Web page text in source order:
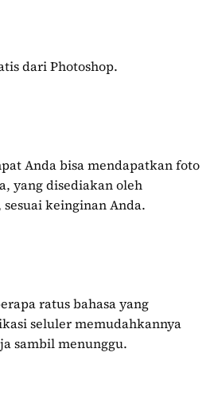
dari Photoshop.
Anda bisa mendapatkan foto
yang disediakan oleh
keinginan Anda.
ratus bahasa yang
seluler memudahkannya
sambil menunggu.